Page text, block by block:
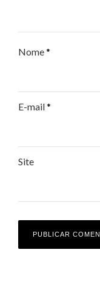
Nome*
E-mail*
Site